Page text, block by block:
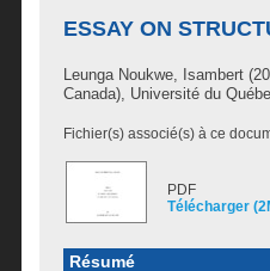
ESSAY ON
Leunga Noukwe, Isambert
Canada), Université du
Fichier(s) associé(s) à ce
PDF
Télécharger
Résumé